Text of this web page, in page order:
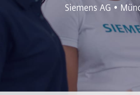
Siemens AG •